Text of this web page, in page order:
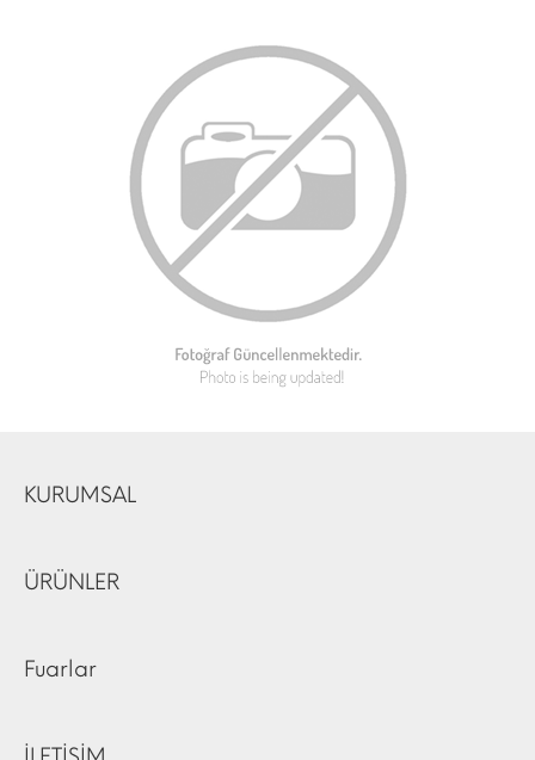
KURUMSAL
ÜRÜNLER
Fuarlar